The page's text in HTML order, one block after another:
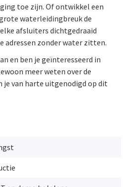
toe zijn. Of ontwikkel een
waterleidingbreuk de
afsluiters dichtgedraaid
adressen zonder water zitten.
en ben je geïnteresseerd in
meer weten over de
je van harte uitgenodigd op dit